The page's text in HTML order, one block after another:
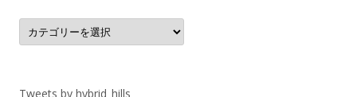
カ
テ
ゴ
Tweets by hybrid_hills